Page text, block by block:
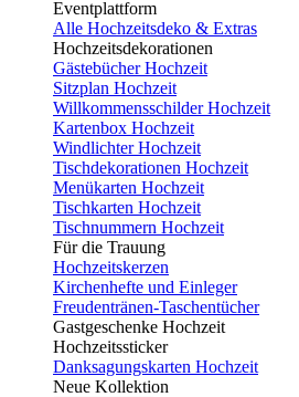
Eventplattform
Alle Hochzeitsdeko & Extras
Hochzeitsdekorationen
Gästebücher Hochzeit
Sitzplan Hochzeit
Willkommensschilder Hochzeit
Kartenbox Hochzeit
Windlichter Hochzeit
Tischdekorationen Hochzeit
Menükarten Hochzeit
Tischkarten Hochzeit
Tischnummern Hochzeit
Für die Trauung
Hochzeitskerzen
Kirchenhefte und Einleger
Freudentränen-Taschentücher
Gastgeschenke Hochzeit
Hochzeitssticker
Danksagungskarten Hochzeit
Neue Kollektion